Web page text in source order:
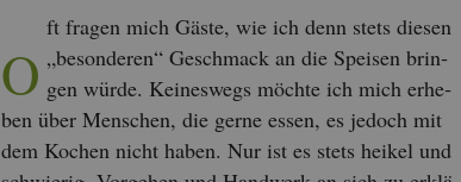
O
ft fra­gen mich Gäste, wie ich denn stets die­sen
„be­son­de­ren“ Ge­schmack an die Spei­sen brin­
gen würde. Kei­nes­wegs möch­te ich mich er­he­
ben über Men­schen, die gerne essen, es je­doch mit
dem Ko­chen nicht haben. Nur ist es stets hei­kel und